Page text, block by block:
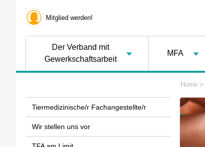
Mitglied werden!
Der Verband mit
Gewerkschaftsarbeit
MFA
Home >
Tiermedizinische/r Fachangestellte/r
Wir stellen uns vor